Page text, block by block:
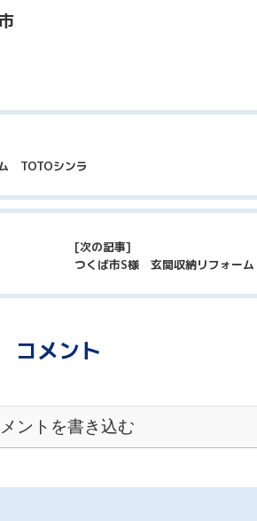
TOTOシンラ
つくば市S様 玄関収納リフォーム
コメント
ントを書き込む